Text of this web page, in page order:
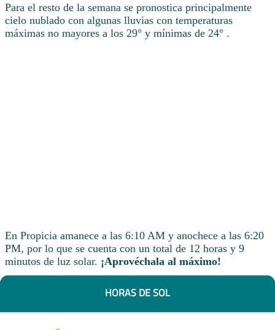
Para el resto de la semana se pronostica principalmente
cielo nublado con algunas lluvias con temperaturas
máximas no mayores a los 29° y mínimas de 24° .
En Propicia amanece a las 6:10 AM y anochece a las 6:20
PM, por lo que se cuenta con un total de 12 horas y 9
minutos de luz solar. ¡Aprovéchala al máximo!
HORAS DE SOL